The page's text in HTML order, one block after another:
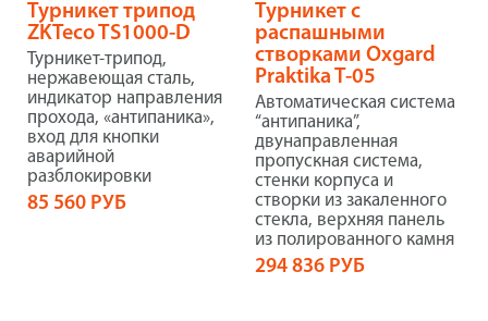
Турникет трипод
ZKTeco TS1000-D
Турникет-трипод,
нержавеющая сталь,
индикатор направления
прохода, «антипаника»,
вход для кнопки
аварийной
разблокировки
85 560 РУБ
Турникет с
распашными
створками Oxgard
Praktika T-05
Автоматическая система
“антипаника”,
двунаправленная
пропускная система,
стенки корпуса и
створки из закаленного
стекла, верхняя панель
из полированного камня
294 836 РУБ